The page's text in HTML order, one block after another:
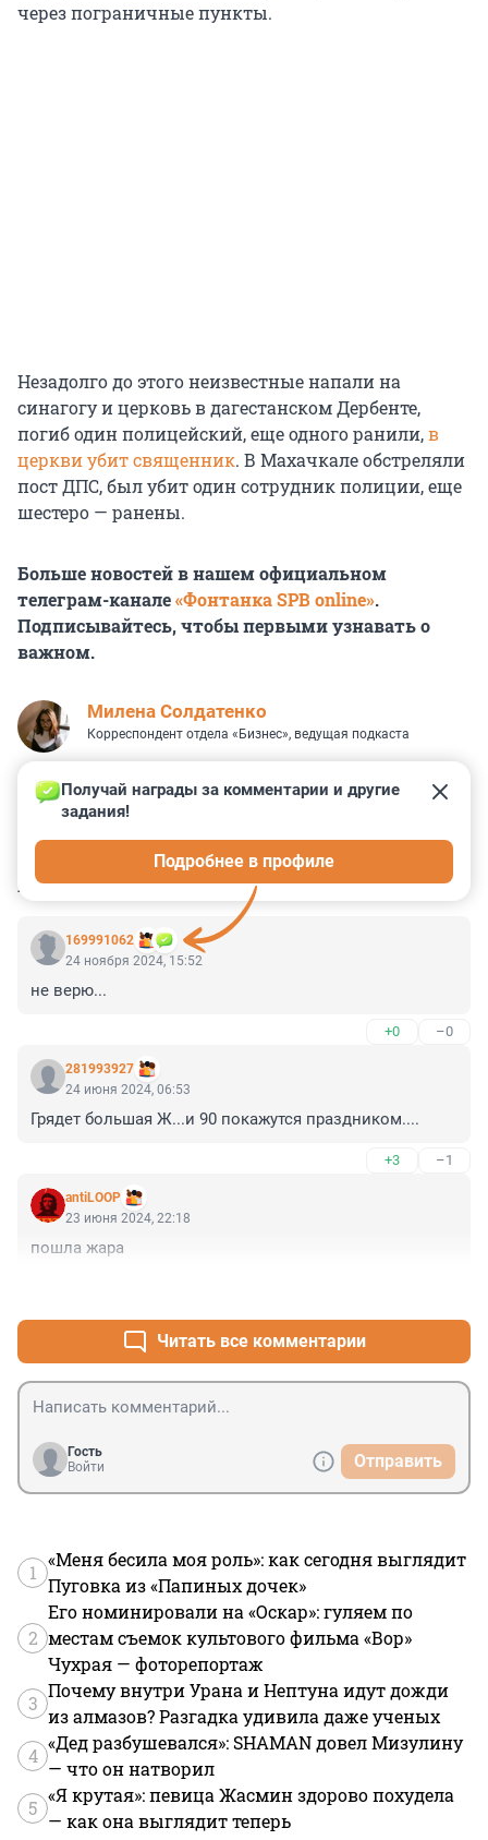
через пограничные пункты.
Незадолго до этого неизвестные напали на
синагогу и церковь в дагестанском Дербенте,
погиб один полицейский, еще одного ранили,в
церкви убит священник. В Махачкале обстреляли
пост ДПС, был убит один сотрудник полиции, еще
шестеро — ранены.
Больше новостей в нашем официальном
телеграм-канале«Фонтанка SPB online».
Подписывайтесь, чтобы первыми узнавать о
важном.
Милена Солдатенко
Корреспондент отдела «Бизнес», ведущая подкаста
КОММЕНТАРИИ 5
169991062
Получай награды за комментарии и другие
задания!
Подробнее в профиле
24 ноября 2024, 15:52
не верю...
+0 –0
281993927
24 июня 2024, 06:53
Грядет большая Ж...и 90 покажутся праздником....
+3 –1
antiLOOP
23 июня 2024, 22:18
пошла жара
Читать все комментарии
Гость
Войти
Отправить
1
«Меня бесила моя роль»: как сегодня выглядит
Пуговка из «Папиных дочек»
2
Его номинировали на «Оскар»: гуляем по
местам съемок культового фильма «Вор»
Чухрая — фоторепортаж
3
Почему внутри Урана и Нептуна идут дожди
из алмазов? Разгадка удивила даже ученых
4
«Дед разбушевался»: SHAMAN довел Мизулину
— что он натворил
5
«Я крутая»: певица Жасмин здорово похудела
— как она выглядит теперь